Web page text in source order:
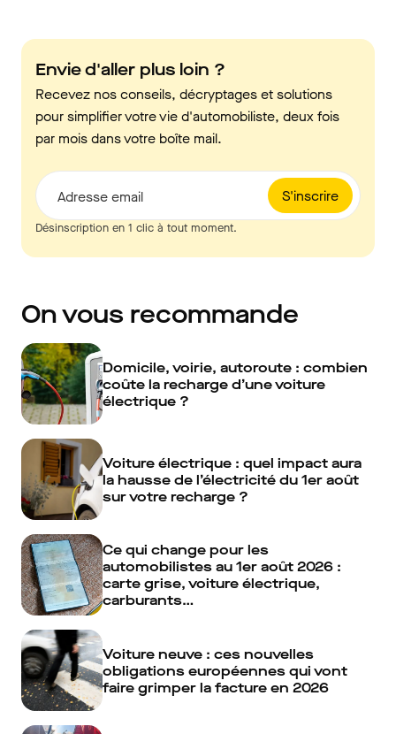
Envie d'aller plus loin ?
Recevez nos conseils, décryptages et solutions
pour simplifier votre vie d'automobiliste, deux fois
par mois dans votre boîte mail.
S'inscrire
Adresse email
Désinscription en 1 clic à tout moment.
On vous recommande
Domicile, voirie, autoroute : combien
coûte la recharge d’une voiture
électrique ?
Voiture électrique : quel impact aura
la hausse de l’électricité du 1er août
sur votre recharge ?
Ce qui change pour les
automobilistes au 1er août 2026 :
carte grise, voiture électrique,
carburants…
Voiture neuve : ces nouvelles
obligations européennes qui vont
faire grimper la facture en 2026